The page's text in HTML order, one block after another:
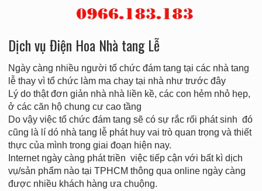
Dịch vụ Điện Hoa Nhà tang Lễ
Ngày càng nhiều người tổ chức đám tang tại các nhà tang
lễ thay vì tổ chức làm ma chay tại nhà như trước đây
Lý do thật đơn giản nhà nhà liền kề, các con hẻm nhỏ hẹp,
ở các căn hộ chung cư cao tầng
Do vậy việc tổ chức đám tang sẽ có sự rắc rối phát sinh đó
cũng là lí dó nhà tang lễ phát huy vai trò quan trọng và thiết
thực của mình trong giai đoạn hiện nay.
Internet ngày càng phát triền việc tiếp cận với bất kì dịch
vụ/sản phẩm nào tại TPHCM thông qua online ngày càng
được nhiều khách hàng ưa chuộng.